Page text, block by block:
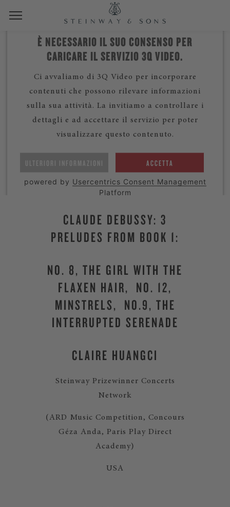
È NECESSARIO IL SUO CONSENSO PER
CARICARE IL SERVIZIO 3Q VIDEO.
Ci avvaliamo di 3Q Video per incorporare
contenuti che possono rilevare informazioni
sulla sua attività. La invitiamo a controllare i
dettagli e ad accettare il servizio per poter
visualizzare questo contenuto.
ULTERIORI INFORMAZIONI ACCETTA
powered by Usercentrics Consent Management
Platform
CLAUDE DEBUSSY: 3
PRELUDES FROM BOOK 1:
NO. 8, THE GIRL WITH THE
FLAXEN HAIR, NO. 12,
MINSTRELS, NO.9, THE
INTERRUPTED SERENADE
CLAIRE HUANGCI
Steinway Prizewinner Concerts
Network
(ARD Music Competition, Concours
Géza Anda, Paris Play Direct
Academy)
USA